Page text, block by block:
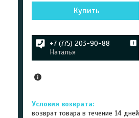
Купить
+7 (775) 203-90-88
Наталья
возврат товара в течение 14 дней